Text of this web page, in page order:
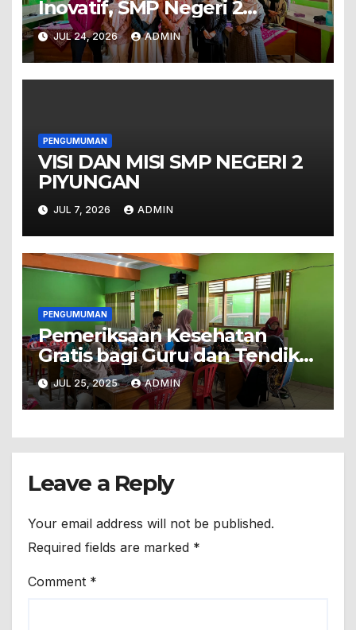
Inovatif, SMP Negeri 2
Piyungan Gelar Bimbingan
Teknis STEM bagi Guru dan
Tenaga Kependidikan
JUL 24, 2026 ADMIN
PENGUMUMAN
VISI DAN MISI SMP NEGERI 2
PIYUNGAN
JUL 7, 2026 ADMIN
PENGUMUMAN
Pemeriksaan Kesehatan
Gratis bagi Guru dan Tendik
SMP Negeri 2 Piyungan
Bekerja Sama dengan
Puskesmas Piyungan
JUL 25, 2025 ADMIN
Leave a Reply
Your email address will not be published.
Required fields are marked *
Comment *